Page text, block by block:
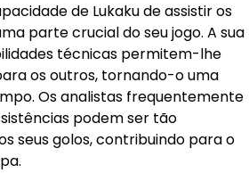
de Lukaku de assistir os
parte crucial do seu jogo. A sua
técnicas permitem-lhe
os outros, tornando-o uma
Os analistas frequentemente
podem ser tão
seus golos, contribuindo para o